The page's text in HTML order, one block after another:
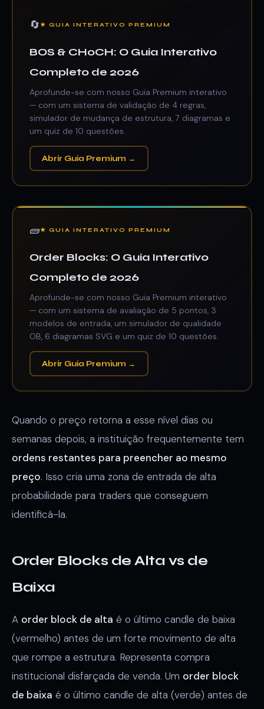
🔄★ GUIA INTERATIVO PREMIUM
BOS & CHoCH: O Guia Interativo
Completo de 2026
Aprofunde-se com nosso Guia Premium interativo
— com um sistema de validação de 4 regras,
simulador de mudança de estrutura, 7 diagramas e
um quiz de 10 questões.
Abrir Guia Premium →
🧱★ GUIA INTERATIVO PREMIUM
Order Blocks: O Guia Interativo
Completo de 2026
Aprofunde-se com nosso Guia Premium interativo
— com um sistema de avaliação de 5 pontos, 3
modelos de entrada, um simulador de qualidade
OB, 6 diagramas SVG e um quiz de 10 questões.
Abrir Guia Premium →
Quando o preço retorna a esse nível dias ou
semanas depois, a instituição frequentemente tem
ordens restantes para preencher ao mesmo
preço. Isso cria uma zona de entrada de alta
probabilidade para traders que conseguem
identificá-la.
Order Blocks de Alta vs de
Baixa
A order block de alta é o último candle de baixa
(vermelho) antes de um forte movimento de alta
que rompe a estrutura. Representa compra
institucional disfarçada de venda. Um order block
de baixa é o último candle de alta (verde) antes de